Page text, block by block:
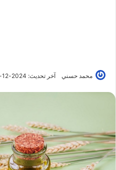
محمد حسني آخر تحديث: 2024-12-02